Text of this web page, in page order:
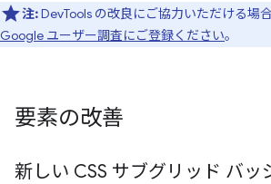
注:DevTools の改良にご協力いただける場合
Google ユーザー調査にご登録ください。
要素の改善
新しい CSS サブグリッド バッ